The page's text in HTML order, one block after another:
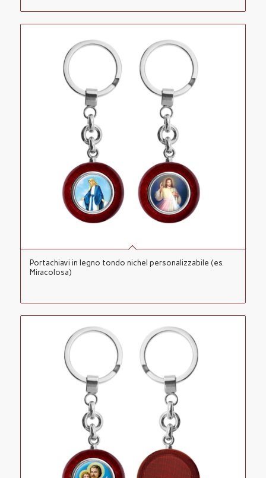
Portachiavi in legno tondo nichel personalizzabile (es.
Miracolosa)